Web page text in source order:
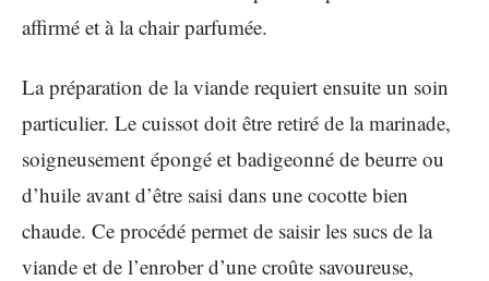
affirmé et à la chair parfumée.
La préparation de la viande requiert ensuite un soin
particulier. Le cuissot doit être retiré de la marinade,
soigneusement épongé et badigeonné de beurre ou
d’huile avant d’être saisi dans une cocotte bien
chaude. Ce procédé permet de saisir les sucs de la
viande et de l’enrober d’une croûte savoureuse,